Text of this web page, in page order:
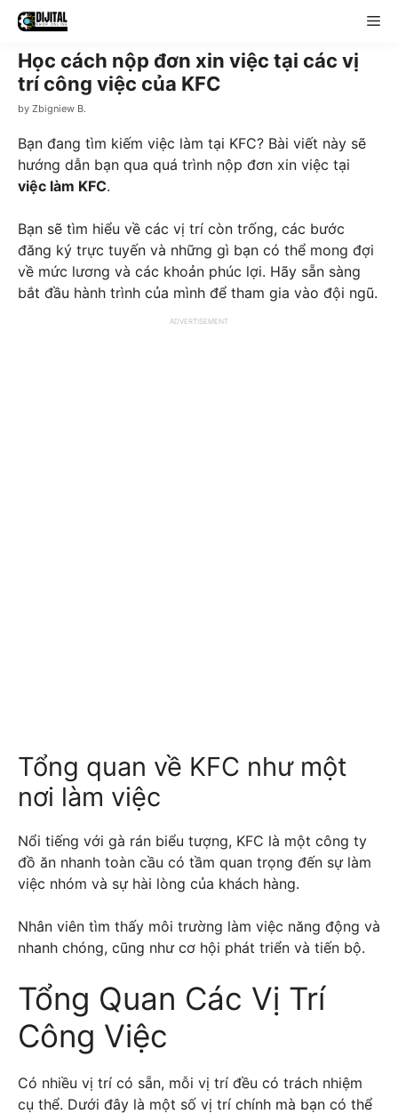
Skip
content
Học cách nộp đơn xin việc tại các vị
trí công việc của KFC
by Zbigniew B.
Bạn đang tìm kiếm việc làm tại KFC? Bài viết này sẽ
hướng dẫn bạn qua quá trình nộp đơn xin việc tại
việc làm KFC.
Bạn sẽ tìm hiểu về các vị trí còn trống, các bước
đăng ký trực tuyến và những gì bạn có thể mong đợi
về mức lương và các khoản phúc lợi. Hãy sẵn sàng
bắt đầu hành trình của mình để tham gia vào đội ngũ.
ADVERTISEMENT
Tổng quan về KFC như một
nơi làm việc
Nổi tiếng với gà rán biểu tượng, KFC là một công ty
đồ ăn nhanh toàn cầu có tầm quan trọng đến sự làm
việc nhóm và sự hài lòng của khách hàng.
Nhân viên tìm thấy môi trường làm việc năng động và
nhanh chóng, cũng như cơ hội phát triển và tiến bộ.
Tổng Quan Các Vị Trí
Công Việc
Có nhiều vị trí có sẵn, mỗi vị trí đều có trách nhiệm
cụ thể. Dưới đây là một số vị trí chính mà bạn có thể